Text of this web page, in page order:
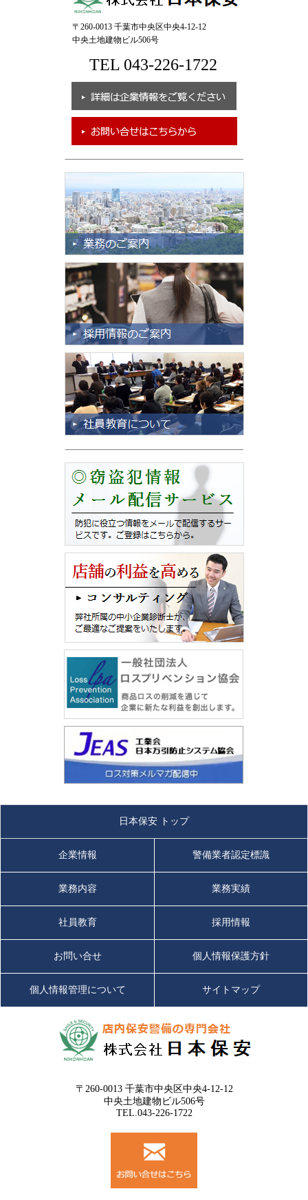
（続きを読む）
2024年度 第1回 後期 現任教育 を実施しました。
2024年度 第4回 前期 現任教育 を実施しました。
（続きを読む）
2024年度 第3回 前期 現任教育 を実施しました。
（続きを読む）
2024年度 第2回 前期 現任教育 を実施しました。
（続きを読む）
2024年度 第1回 前期 現任教育 を実施しました。
（続きを読む）
2023年度 第2回 後期 現任教育 を実施しました。
（続きを読む）
2023年度 第1回 後期 現任教育 を実施しました。
（続きを読む）
（続きを読む）
（続きを読む）
2023/06/15
2023年度 第3回 前期 現任教育 を実施しました。
2023/05/16
2023年度 第2回 前期 現任教育 を実施しました。
（続きを読む）
2023年度 第1回 前期 現任教育 を実施しました。
2022年度 第6回 後期 現任教育 を実施しました。
【現状報告】なりすましメール
現在、なりすましメールへの緊急対策を行いました。
つきましては、心当たりのないメール等を受信した場合、アク
セスはせずに、削除いただきますようお願いいたし
万が一、本文に記載のURLをクリックしてしまった場合、情報
などの入力を求められても、絶対に入力しないようお願いいた
弊社におきましては、不正アクセスの防止など情報セキュリテ
ィには十分注意しておりますが、引き続き対策を強化して参り
ご理解とご協力をいただきますよう、よろしくお願い申し上げ
2026/03/01
【緊急】なりすましメールに関する報告
２０２６年・令和８年2月２８日
現在、小社メールアドレスを無断使用され
国税局の名を語る「納税督促」メールが
送付されております。
小社とは一切関係がありません。
皆様が被害に遭わない事を切に願います。
何卒宜しくお願い申し上げます。
現在、対応と原因要因などの調査中です。
詳細がわかり次第、追って報告いたします。
まずは状況のご報告まで。
2024/09/20
社長の独り言
令和６年９月吉日
皆様のお力添えをいただき、我が社は私服警備専門企業として
10月より、第21期を迎えます。
現在、関東（神奈川・東京・千葉・埼玉・茨城・栃木・群馬・
山梨）の約75社・430店舗（関西店舗を除く）を対象に
備にて万引被害を防止
する事を専門に取り組んでおります。
ご契約先店舗は「セルフサービス（ご来店のお客様が店内で欲
しい商品を選び、レジにて精算する）方式」を採用しており、
商品ロスの発生原因である『万引・窃盗』が発生 しています。
また。インターネット普及に伴い転売事件も多く発生し店舗の
被害額に拍車をかけています。
企業の財産である人財を教育する☆特定非営利活動法人全国万
を蓄えて頂きたいと思います。
店舗に来店する万引常習犯を確実に対処する、転売目的の窃盗
引防止システム協会（通称JEAS）☆
科学保安検定講習会
気軽にお問合せ
変化する社会情勢（最低賃金上昇、有給休暇取得義務、社会保
険加入枠拡大や仕入価格や光熱費、諸経費などの値上）への対
応が急務になっている昨今、利益を減らす、万引被害を防止す
るためには、予防対策から原因の排除が重要な時代になってお
我が社は専門家の皆様にお力添え・ご指導を賜りながら新しい
「万引常習犯」「転売・大量盗難窃盗犯人」の被害防止をご提
〒260-0013 千葉市中央区中央4-12-12
中央土地建物ビル506号
TEL 043-226-1722
日本保安 トップ
企業情報 警備業者認定標識
業務内容 業務実績
社員教育 採用情報
お問い合せ 個人情報保護方針
個人情報管理について サイトマップ
〒260-0013 千葉市中央区中央4-12-12
中央土地建物ビル506号
TEL.043-226-1722